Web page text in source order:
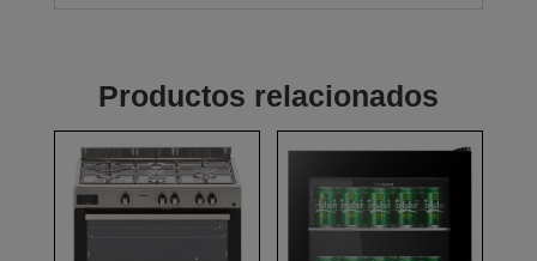
Productos relacionados